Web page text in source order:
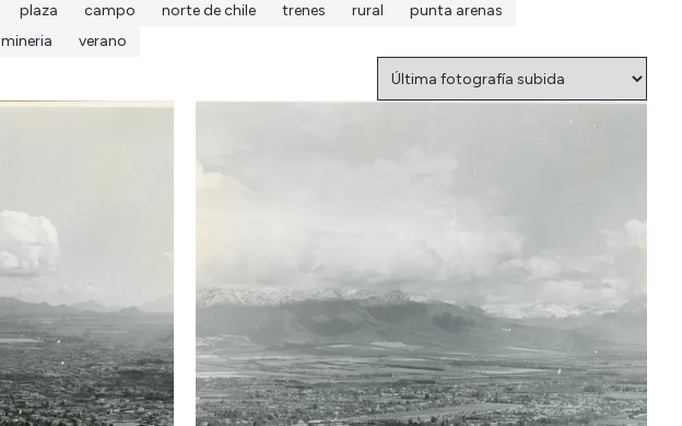
plaza campo norte de chile trenes rural
punta arenas
mineria verano